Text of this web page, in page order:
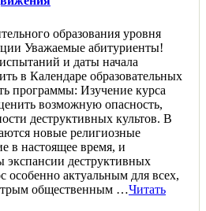
образования уровня
Уважаемые абитуриенты!
и даты начала
в Календаре образовательных
программы: Изучение курса
возможную опасность,
деструктивных культов. В
новые религиозные
в настоящее время, и
деструктивных
особенно актуальным для всех,
общественным …Читать